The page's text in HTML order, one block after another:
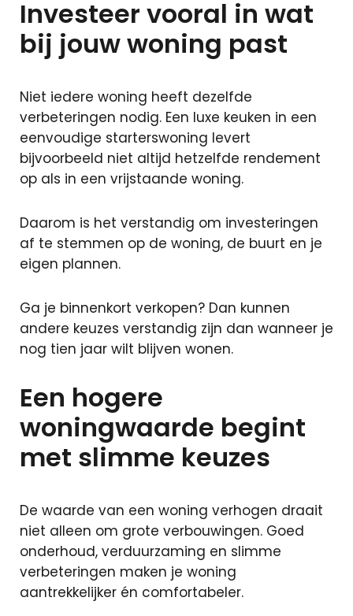
Investeer vooral in wat
bij jouw woning past
Niet iedere woning heeft dezelfde
verbeteringen nodig. Een luxe keuken in een
eenvoudige starterswoning levert
bijvoorbeeld niet altijd hetzelfde rendement
op als in een vrijstaande woning.
Daarom is het verstandig om investeringen
af te stemmen op de woning, de buurt en je
eigen plannen.
Ga je binnenkort verkopen? Dan kunnen
andere keuzes verstandig zijn dan wanneer je
nog tien jaar wilt blijven wonen.
Een hogere
woningwaarde begint
met slimme keuzes
De waarde van een woning verhogen draait
niet alleen om grote verbouwingen. Goed
onderhoud, verduurzaming en slimme
verbeteringen maken je woning
aantrekkelijker én comfortabeler.